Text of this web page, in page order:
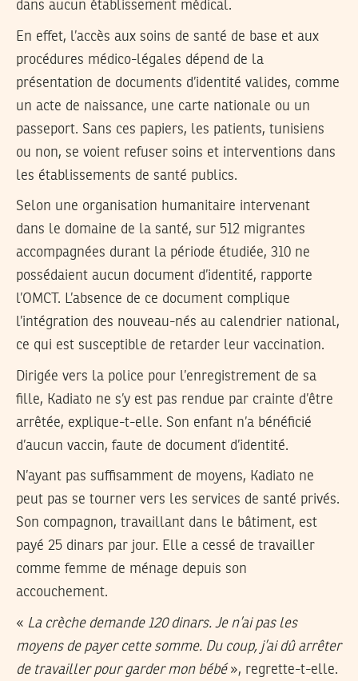
dans aucun établissement médical.
En effet, l’accès aux soins de santé de base et aux
procédures médico-légales dépend de la
présentation de documents d’identité valides, comme
un acte de naissance, une carte nationale ou un
passeport. Sans ces papiers, les patients, tunisiens
ou non, se voient refuser soins et interventions dans
les établissements de santé publics.
Selon une organisation humanitaire intervenant
dans le domaine de la santé, sur 512 migrantes
accompagnées durant la période étudiée, 310 ne
possédaient aucun document d’identité, rapporte
l’OMCT. L’absence de ce document complique
l’intégration des nouveau-nés au calendrier national,
ce qui est susceptible de retarder leur vaccination.
Dirigée vers la police pour l’enregistrement de sa
fille, Kadiato ne s’y est pas rendue par crainte d’être
arrêtée, explique-t-elle. Son enfant n’a bénéficié
d’aucun vaccin, faute de document d’identité.
N’ayant pas suffisamment de moyens, Kadiato ne
peut pas se tourner vers les services de santé privés.
Son compagnon, travaillant dans le bâtiment, est
payé 25 dinars par jour. Elle a cessé de travailler
comme femme de ménage depuis son
accouchement.
« La crèche demande 120 dinars. Je n’ai pas les
moyens de payer cette somme. Du coup, j’ai dû arrêter
de travailler pour garder mon bébé», regrette-t-elle.